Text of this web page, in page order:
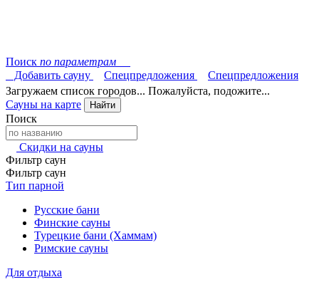
Поиск по параметрам
Добавить сауну
Спецпредложения
Спецпредложения
Загружаем список городов... Пожалуйста, подожите...
Сауны на карте
Найти
Поиск
Скидки на сауны
Фильтр саун
Фильтр саун
Тип парной
Русские бани
Финские сауны
Турецкие бани (Хаммам)
Римские сауны
Для отдыха